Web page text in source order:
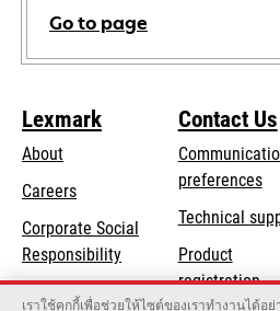
Go to page
Lexmark
About
Careers
Corporate Social
Responsibilityopens
in
a
Sustainability
Contact Us
preferences
Technical
Product
registration
เราใช้คุกกี้เพื่อช่วยให้ไซต์ของเราทำงานได้